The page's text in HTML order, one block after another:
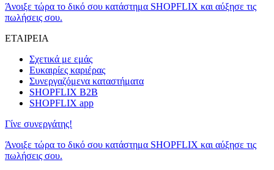
Άνοιξε τώρα το δικό σου κατάστημα SHOPFLIX και αύξησε τις
πωλήσεις σου.
ΕΤΑΙΡΕΙΑ
Σχετικά με εμάς
Ευκαιρίες καριέρας
Συνεργαζόμενα καταστήματα
SHOPFLIX B2B
SHOPFLIX app
Γίνε συνεργάτης!
Άνοιξε τώρα το δικό σου κατάστημα SHOPFLIX και αύξησε τις
πωλήσεις σου.